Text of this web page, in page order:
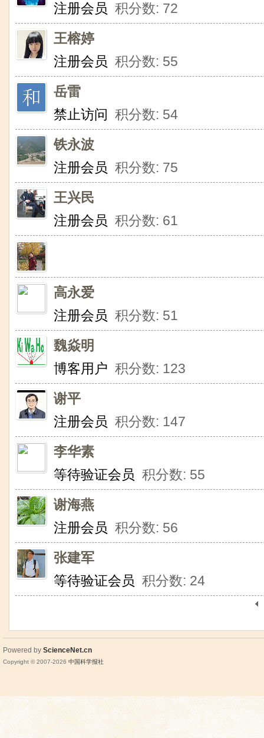
注册会员 积分数: 72
王榕婷
注册会员 积分数: 55
岳雷
禁止访问 积分数: 54
铁永波
注册会员 积分数: 75
王兴民
注册会员 积分数: 61
高永爱
注册会员 积分数: 51
魏焱明
博客用户 积分数: 123
谢平
注册会员 积分数: 147
李华素
等待验证会员 积分数: 55
谢海燕
注册会员 积分数: 56
张建军
等待验证会员 积分数: 24
Powered by ScienceNet.cn
Copyright © 2007-2026 中国科学报社